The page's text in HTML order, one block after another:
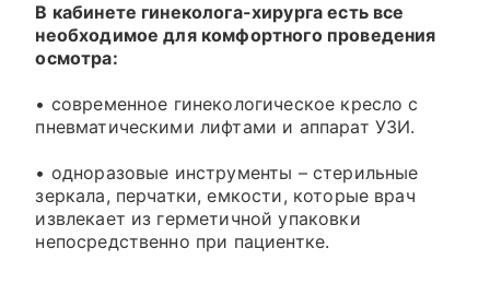
В кабинете гинеколога-хирурга есть все
необходимое для комфортного проведения
осмотра:
• современное гинекологическое кресло с
пневматическими лифтами и аппарат УЗИ.
• одноразовые инструменты – стерильные
зеркала, перчатки, емкости, которые врач
извлекает из герметичной упаковки
непосредственно при пациентке.